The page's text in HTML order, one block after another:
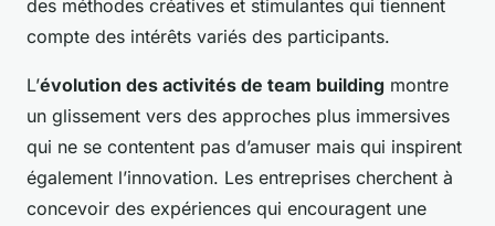
des méthodes créatives et stimulantes qui tiennent
compte des intérêts variés des participants.
L’évolution des activités de team building montre
un glissement vers des approches plus immersives
qui ne se contentent pas d’amuser mais qui inspirent
également l’innovation. Les entreprises cherchent à
concevoir des expériences qui encouragent une